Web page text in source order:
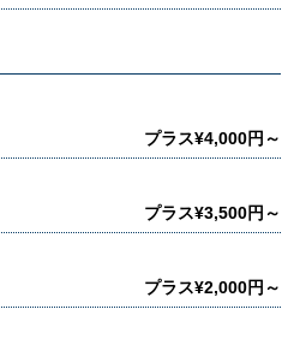
プラス¥4,000円～
プラス¥3,500円～
プラス¥2,000円～